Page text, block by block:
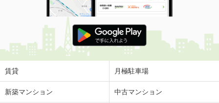
山形県東村山郡中山町大字長崎
価 格
4.60万円
住 所
山形県東村山郡中山町大字長崎
専有面積
山形県山形市松山２丁目
賃貸 月極駐車場
新築マンション 中古マンション